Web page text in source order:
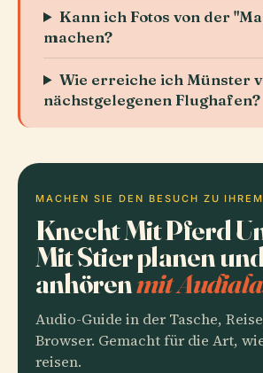
Kann ich Fotos von der
machen?
Wie erreiche ich Münster
nächstgelegenen Flughafen?
MACHEN SIE DEN BESUCH ZU IHREM
Knecht Mit Pferd
Mit Stier planen
anhörenmit
Audio-Guide in der Tasche,
Browser. Gemacht für die Art,
reisen.